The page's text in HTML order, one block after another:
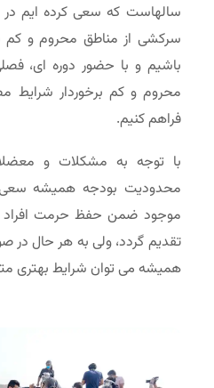
سالهاست که سعی کرده ایم در
سرکشی از مناطق محروم و کم
باشیم و با حضور دوره ای،
محروم و کم برخوردار شرایط
فراهم کنیم.
با توجه به مشکلات و
محدودیت بودجه همیشه سعی
موجود ضمن حفظ حرمت افراد
تقدیم گردد، ولی به هر حال در
همیشه می توان شرایط بهتری